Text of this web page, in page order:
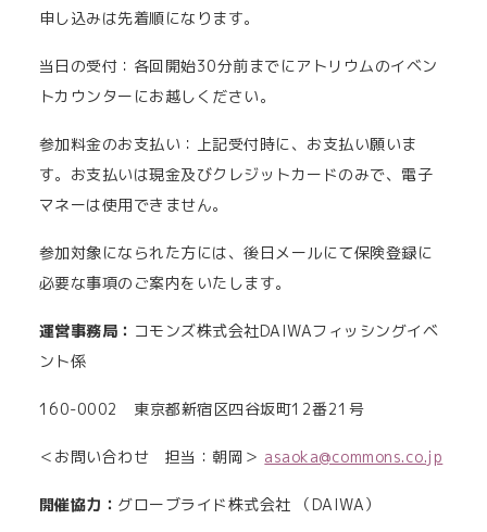
申し込みは先着順になります。
当日の受付：各回開始30分前までにアトリウムのイベン
トカウンターにお越しください。
参加料金のお支払い：上記受付時に、お支払い願いま
す。お支払いは現金及びクレジットカードのみで、電子
マネーは使用できません。
参加対象になられた方には、後日メールにて保険登録に
必要な事項のご案内をいたします。
運営事務局： コモンズ株式会社DAIWAフィッシングイベ
ント係
160-0002 東京都新宿区四谷坂町12番21号
＜お問い合わせ 担当：朝岡＞ asaoka@commons.co.jp
開催協力： グローブライド株式会社 （DAIWA）